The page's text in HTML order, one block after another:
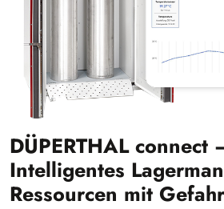
DÜPERTHAL connect
Intelligentes
Ressourcen mit